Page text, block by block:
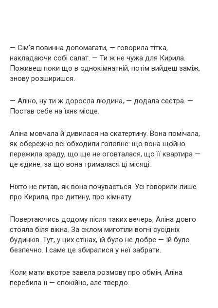
— Сім’я повинна допомагати, — говорила тітка,
накладаючи собі салат. — Ти ж не чужа для Кирила.
Поживеш поки що в однокімнатній, потім вийдеш заміж,
знову розширишся.
— Аліно, ну ти ж доросла людина, — додала сестра. —
Постав себе на їхнє місце.
Аліна мовчала й дивилася на скатертину. Вона помічала,
як обережно всі обходили головне: що вона щойно
пережила зраду, що ще не оговталася, що її квартира —
це єдине, за що вона трималася ці місяці.
Ніхто не питав, як вона почувається. Усі говорили лише
про Кирила, про дитину, про кімнату.
Повертаючись додому після таких вечерь, Аліна довго
стояла біля вікна. За склом миготіли вогні сусідніх
будинків. Тут, у цих стінах, їй було не добре — їй було
безпечно. І саме це збиралися у неї забрати.
Коли мати вкотре завела розмову про обмін, Аліна
перебила її — спокійно, але твердо.